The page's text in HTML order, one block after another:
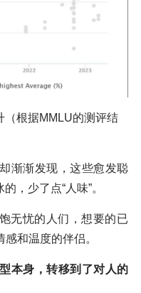
（根据MMLU的测评结
渐渐发现，这些愈发聪
，少了点“人味”。
无忧的人们，想要的已
和温度的伴侣。
本身，转移到了对人的